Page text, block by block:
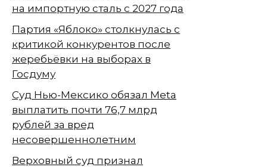
на импортную сталь с 2027 года
Партия «Яблоко» столкнулась с
критикой конкурентов после
жеребьёвки на выборах в
Госдуму
Суд Нью-Мексико обязал Meta
выплатить почти 76,7 млрд
рублей за вред
несовершеннолетним
Верховный суд признал